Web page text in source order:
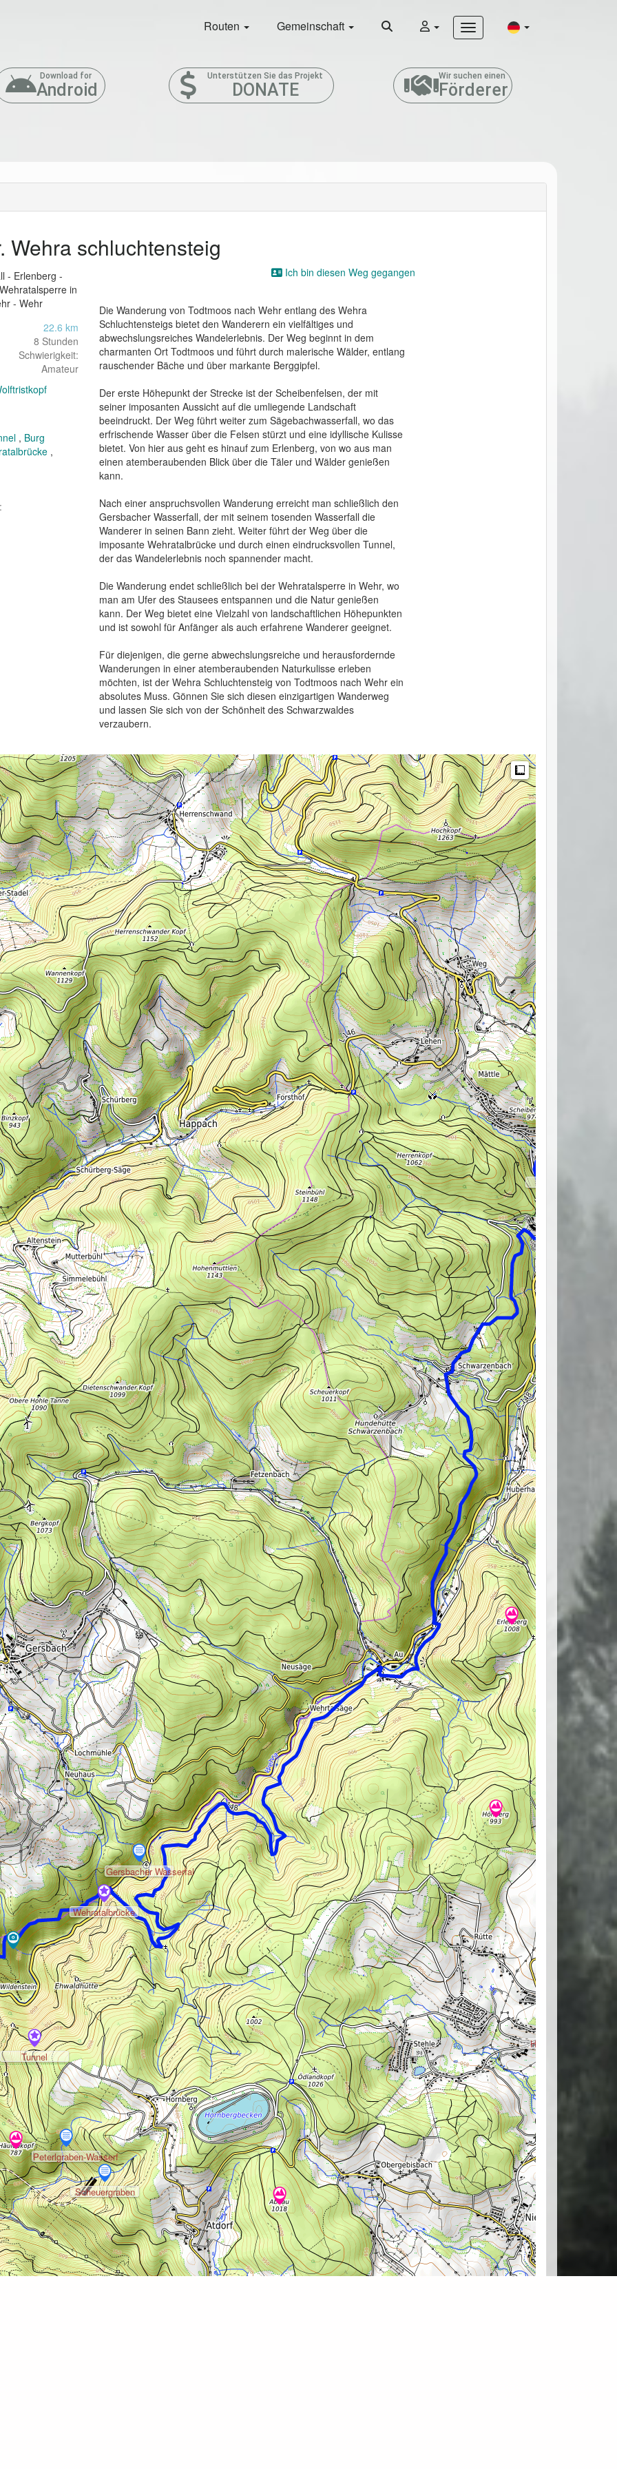
Routen Gemeinschaft
Download for
Android
Unterstützen Sie das Projekt
DONATE
Wir suchen einen
Förderer
Wehra schluchtensteig
- Erlenberg -
in
- Wehr
22.6 km
8 Stunden
Schwierigkeit:
Amateur
, Burg
,
Ich bin diesen Weg gegangen
Die Wanderung von Todtmoos nach Wehr entlang des Wehra
Schluchtensteigs bietet den Wanderern ein vielfältiges und
abwechslungsreiches Wandelerlebnis. Der Weg beginnt in dem
charmanten Ort Todtmoos und führt durch malerische Wälder, entlang
rauschender Bäche und über markante Berggipfel.
Der erste Höhepunkt der Strecke ist der Scheibenfelsen, der mit
seiner imposanten Aussicht auf die umliegende Landschaft
beeindruckt. Der Weg führt weiter zum Sägebachwasserfall, wo das
erfrischende Wasser über die Felsen stürzt und eine idyllische Kulisse
bietet. Von hier aus geht es hinauf zum Erlenberg, von wo aus man
einen atemberaubenden Blick über die Täler und Wälder genießen
kann.
Nach einer anspruchsvollen Wanderung erreicht man schließlich den
Gersbacher Wasserfall, der mit seinem tosenden Wasserfall die
Wanderer in seinen Bann zieht. Weiter führt der Weg über die
imposante Wehratalbrücke und durch einen eindrucksvollen Tunnel,
der das Wandelerlebnis noch spannender macht.
Die Wanderung endet schließlich bei der Wehratalsperre in Wehr, wo
man am Ufer des Stausees entspannen und die Natur genießen
kann. Der Weg bietet eine Vielzahl von landschaftlichen Höhepunkten
und ist sowohl für Anfänger als auch erfahrene Wanderer geeignet.
Für diejenigen, die gerne abwechslungsreiche und herausfordernde
Wanderungen in einer atemberaubenden Naturkulisse erleben
möchten, ist der Wehra Schluchtensteig von Todtmoos nach Wehr ein
absolutes Muss. Gönnen Sie sich diesen einzigartigen Wanderweg
und lassen Sie sich von der Schönheit des Schwarzwaldes
verzaubern.
Peterlgraben-Wasserf
Scheuergraben
Tunnel
Wehratalbrücke
Gersbacher Wasserfal
Herrischried
Measure